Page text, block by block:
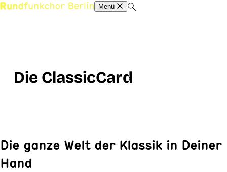
Menü
Die ClassicCard
Die ganze Welt der Klassik in Deiner
Hand